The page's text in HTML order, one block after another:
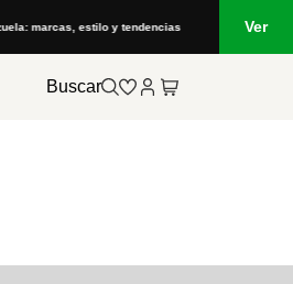
marcas, estilo y tendencias Ver
Buscar